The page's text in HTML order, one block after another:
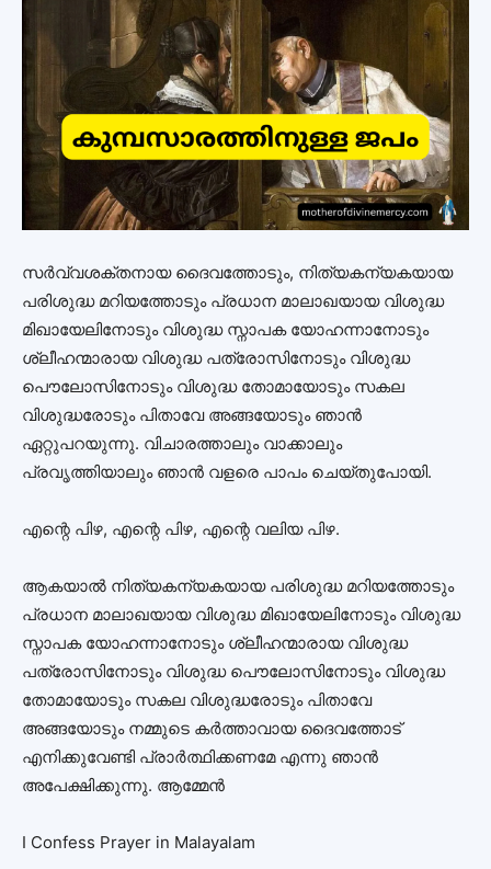
സര്‍വ്വശക്തനായ ദൈവത്തോടും, നിത്യകന്യകയായ
പരിശുദ്ധ മറിയത്തോടും പ്രധാന മാലാഖയായ വിശുദ്ധ
മിഖായേലിനോടും വിശുദ്ധ സ്നാപക യോഹന്നാനോടും
ശ്ലീഹന്മാരായ വിശുദ്ധ പത്രോസിനോടും വിശുദ്ധ
പൌലോസിനോടും വിശുദ്ധ തോമായോടും സകല
വിശുദ്ധരോടും പിതാവേ അങ്ങയോടും ഞാന്‍
ഏറ്റുപറയുന്നു. വിചാരത്താലും വാക്കാലും
പ്രവൃത്തിയാലും ഞാന്‍ വളരെ പാപം ചെയ്തുപോയി.
എന്റെ പിഴ, എന്റെ പിഴ, എന്റെ വലിയ പിഴ.
ആകയാല്‍ നിത്യകന്യകയായ പരിശുദ്ധ മറിയത്തോടും
പ്രധാന മാലാഖയായ വിശുദ്ധ മിഖായേലിനോടും വിശുദ്ധ
സ്നാപക യോഹന്നാനോടും ശ്ലീഹന്മാരായ വിശുദ്ധ
പത്രോസിനോടും വിശുദ്ധ പൌലോസിനോടും വിശുദ്ധ
തോമായോടും സകല വിശുദ്ധരോടും പിതാവേ
അങ്ങയോടും നമ്മുടെ കര്‍ത്താവായ ദൈവത്തോട്
എനിക്കുവേണ്ടി പ്രാർത്ഥിക്കണമേ എന്നു ഞാന്‍
അപേക്ഷിക്കുന്നു. ആമ്മേന്‍
I Confess Prayer in Malayalam